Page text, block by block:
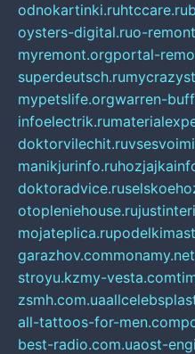
odnokartinki.ruhtccare.ru
oysters-digital.ruo-
myremont.orgportal-
superdeutsch.ru
mypetslife.orgwarren-
infoelectrik.ru
doktorvilechit.ru
manikjurinfo.ru
doktoradvice.ru
otopleniehouse.ru
mojateplica.ru
garazhov.commonamy.net
stroyu.kzmy-vesta.com
zsmh.com.ua
all-tattoos-for-men.com
best-radio.com.uaost-